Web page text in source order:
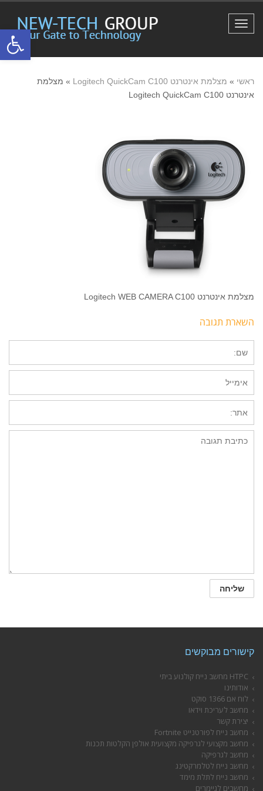
פתח
תפריט
ראשי » מצלמת אינטרנט Logitech QuickCam C100 » מצלמת
אינטרנט Logitech QuickCam C100
מצלמת אינטרנט Logitech WEB CAMERA C100
השארת תגובה
קישורים מבוקשים
HTPC מחשב נייח קולנוע ביתי
אודותינו
לוח אם 1366 סוקט
מחשב לעריכת וידאו
יצירת קשר
מחשב נייח לפורטנייט Fortnite
מחשב מקצועי לגרפיקה מקצועית אולפן הקלטות תכנות
מחשב לגרפיקה
מחשב נייח לטלמרקטינג
מחשב נייח לתלת מימד
מחשבים לגיימרים